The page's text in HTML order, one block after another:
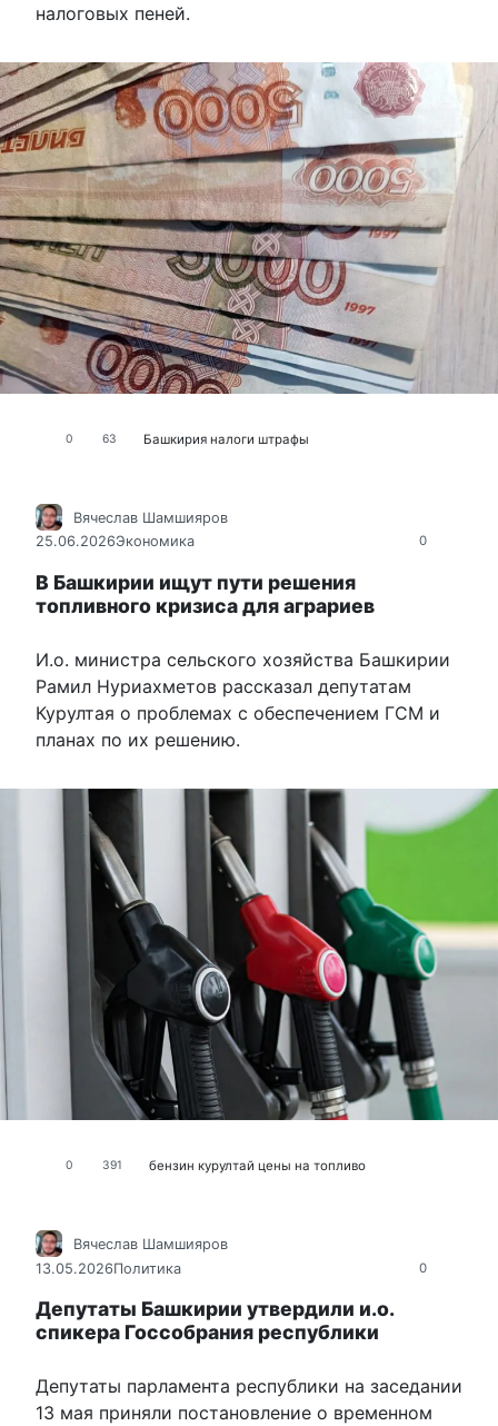
налоговых пеней.
0 63 Башкирия налоги штрафы
0
Вячеслав Шамшияров
25.06.2026Экономика
В Башкирии ищут пути решения
топливного кризиса для аграриев
И.о. министра сельского хозяйства Башкирии
Рамил Нуриахметов рассказал депутатам
Курултая о проблемах с обеспечением ГСМ и
планах по их решению.
0 391 бензин курултай цены на топливо
0
Вячеслав Шамшияров
13.05.2026Политика
Депутаты Башкирии утвердили и.о.
спикера Госсобрания республики
Депутаты парламента республики на заседании
13 мая приняли постановление о временном